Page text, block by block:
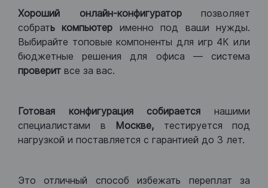
Хороший онлайн-конфигураторпозволяет
собрать компьютер именно под ваши нужды.
Выбирайте топовые компоненты для игр 4К или
бюджетные решения для офиса — система
проверит все за вас.
Готовая конфигурация собираетсянашими
специалистами в Москве, тестируется под
нагрузкой и поставляется с гарантией до 3 лет.
Это отличный способ избежать переплат за